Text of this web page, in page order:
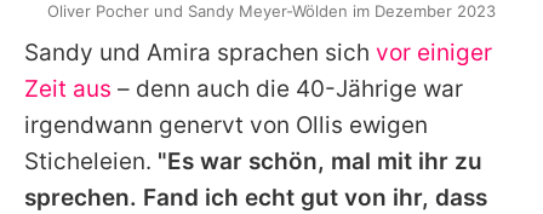
Sandy und Amira sprachen sich vor einiger
Zeit aus – denn auch die 40-Jährige war
irgendwann genervt von Ollis ewigen
Sticheleien. "Es war schön, mal mit ihr zu
sprechen. Fand ich echt gut von ihr, dass
Oliver Pocher und Sandy Meyer-Wölden im Dezember 2023